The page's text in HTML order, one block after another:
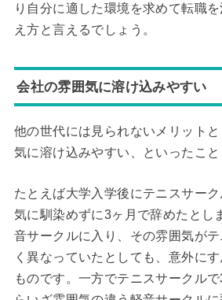
り自分に適した環境を求めて転職
え方と言えるでしょう。
会社の雰囲気に溶け込みやすい
他の世代には見られないメリット
気に溶け込みやすい、といったこと
たとえば大学入学後にテニスサー
気に馴染めずに3ヶ月で辞めたとし
音サークルに入り、その雰囲気が
く異なっていたとしても、意外に
ものです。一方でテニスサークル